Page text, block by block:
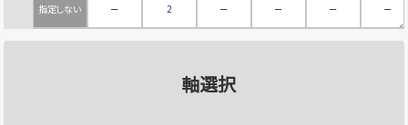
指定しない － 2 － － － －
軸選択